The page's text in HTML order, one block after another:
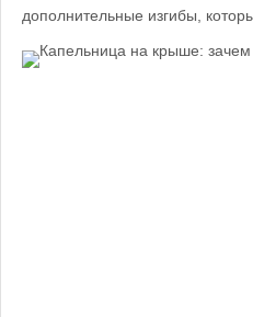
дополнительные изгибы,